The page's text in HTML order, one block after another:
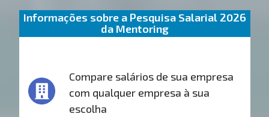
Informações sobre a Pesquisa Salarial 2026
da Mentoring
Compare salários de sua empresa
com qualquer empresa à sua
escolha